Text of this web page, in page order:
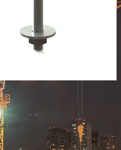
diametrul de 315mm.